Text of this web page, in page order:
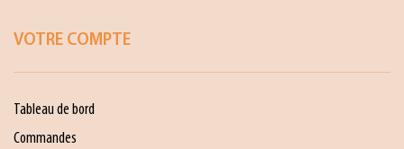
VOTRE COMPTE
Tableau de bord
Commandes